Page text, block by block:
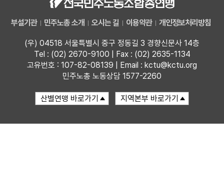
부설기관 민주노총 소개 오시는 길 이용약관 개인정보처리방침
(우) 04518 서울특별시 중구 정동길 3 경향신문사 14층
Tel : (02) 2670-9100 | Fax : (02) 2635-1134
고유번호 : 107-82-08139 | Email : kctu@kctu.org
민주노총 노동상담 1577-2260